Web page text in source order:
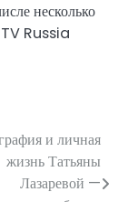
несколько
Russia
и личная
жизнь Татьяны
Лазаревой —